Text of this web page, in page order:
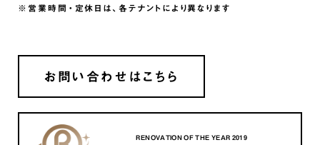
※営業時間・定休日は、各テナントにより異なります
お問い合わせはこちら
RENOVATION OF THE YEAR 2019